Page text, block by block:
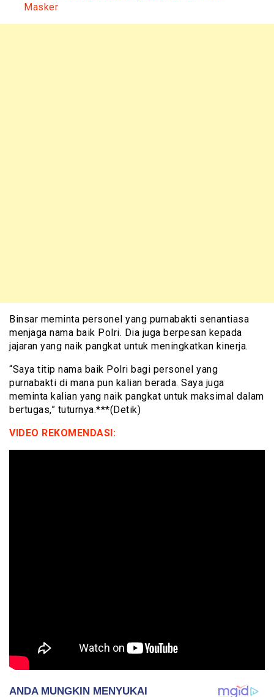
Masker
Binsar meminta personel yang purnabakti senantiasa
menjaga nama baik Polri. Dia juga berpesan kepada
jajaran yang naik pangkat untuk meningkatkan kinerja.
“Saya titip nama baik Polri bagi personel yang
purnabakti di mana pun kalian berada. Saya juga
meminta kalian yang naik pangkat untuk maksimal dalam
bertugas,” tuturnya.***(Detik)
VIDEO REKOMENDASI: